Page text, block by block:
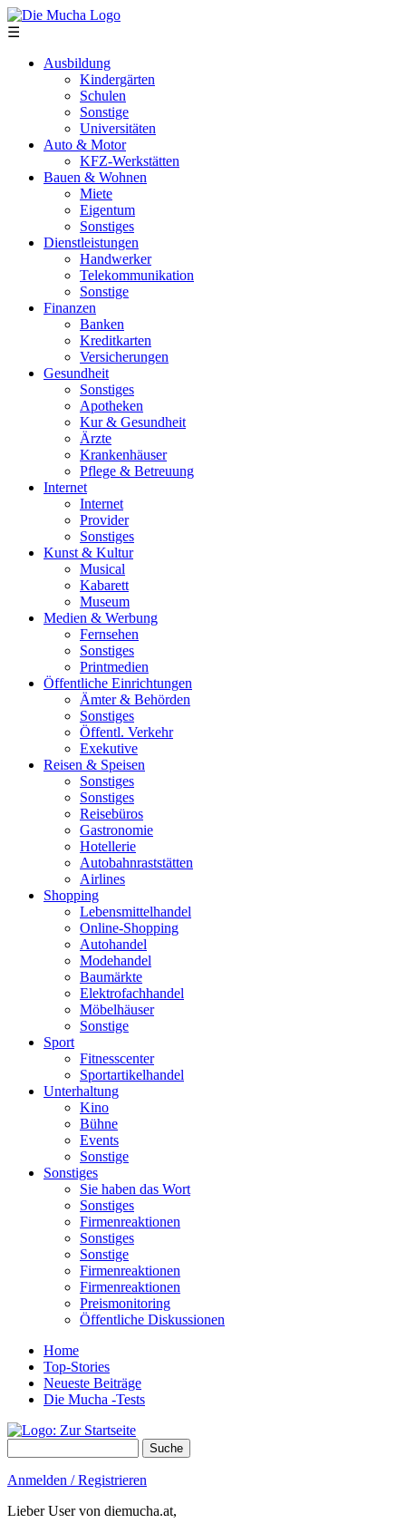
Direkt zum Inhalt
☰
Ausbildung
Kindergärten
Schulen
Sonstige
Universitäten
Auto & Motor
KFZ-Werkstätten
Bauen & Wohnen
Miete
Eigentum
Sonstiges
Dienstleistungen
Handwerker
Telekommunikation
Sonstige
Finanzen
Banken
Kreditkarten
Versicherungen
Gesundheit
Sonstiges
Apotheken
Kur & Gesundheit
Ärzte
Krankenhäuser
Pflege & Betreuung
Internet
Internet
Provider
Sonstiges
Kunst & Kultur
Musical
Kabarett
Museum
Medien & Werbung
Fernsehen
Sonstiges
Printmedien
Öffentliche Einrichtungen
Ämter & Behörden
Sonstiges
Öffentl. Verkehr
Exekutive
Reisen & Speisen
Sonstiges
Sonstiges
Reisebüros
Gastronomie
Hotellerie
Autobahnraststätten
Airlines
Shopping
Lebensmittelhandel
Online-Shopping
Autohandel
Modehandel
Baumärkte
Elektrofachhandel
Möbelhäuser
Sonstige
Sport
Fitnesscenter
Sportartikelhandel
Unterhaltung
Kino
Bühne
Events
Sonstige
Sonstiges
Sie haben das Wort
Sonstiges
Firmenreaktionen
Sonstiges
Sonstige
Firmenreaktionen
Firmenreaktionen
Preismonitoring
Öffentliche Diskussionen
Home
Top-Stories
Neueste Beiträge
Die Mucha -Tests
Anmelden / Registrieren
Lieber User von diemucha.at,